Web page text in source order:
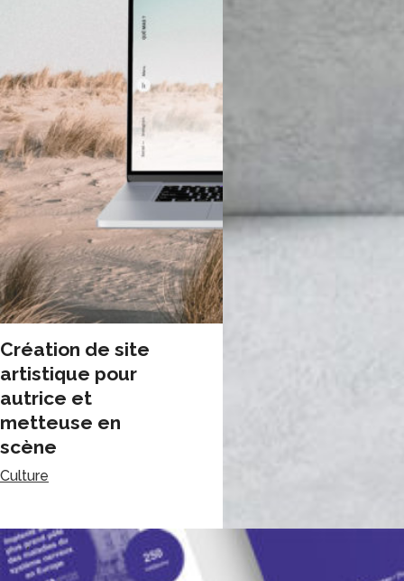
Création de site
artistique pour
autrice et
metteuse en
scène
Culture